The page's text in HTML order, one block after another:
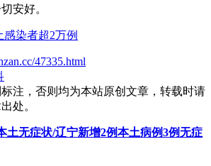
安好。
感染者超2万例
47335.html
注，否则均为本站原创文章，转载时请
处。
土无症状/辽宁新增2例本土病例3例无症